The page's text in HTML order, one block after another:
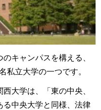
キャンパスを構える、
私立大学の一つです。
大学は、「東の中央、
中央大学と同様、法律